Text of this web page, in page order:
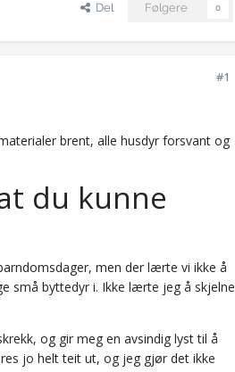
Del Følgere 0
#1
brent, alle husdyr forsvant og
du kunne
men der lærte vi ikke å
små byttedyr i. Ikke lærte jeg å skjelne
og gir meg en avsindig lyst til å
jo helt teit ut, og jeg gjør det ikke